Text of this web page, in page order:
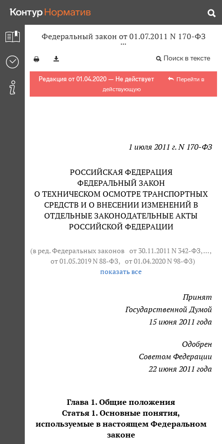
Федеральный закон от 01.07.2011 N 170-ФЗ
Поиск в тексте
Редакция от 01.04.2020 — Не действует
Перейти в
действующую
1 июля 2011 г. N 170-ФЗ
РОССИЙСКАЯ ФЕДЕРАЦИЯ
ФЕДЕРАЛЬНЫЙ ЗАКОН
О ТЕХНИЧЕСКОМ ОСМОТРЕ ТРАНСПОРТНЫХ
СРЕДСТВ И О ВНЕСЕНИИ ИЗМЕНЕНИЙ В
ОТДЕЛЬНЫЕ ЗАКОНОДАТЕЛЬНЫЕ АКТЫ
РОССИЙСКОЙ ФЕДЕРАЦИИ
(в ред. Федеральных законов от 30.11.2011 N 342-ФЗ, … ,
от 01.05.2019 N 88-ФЗ, от 01.04.2020 N 98-ФЗ)
показать все
Принят
Государственной Думой
15 июня 2011 года
Одобрен
Советом Федерации
22 июня 2011 года
Глава 1. Общие положения
Статья 1. Основные понятия,
используемые в настоящем Федеральном
законе